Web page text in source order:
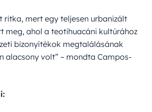
ritka, mert egy teljesen urbanizált
meg, ahol a teotihuacáni kultúrához
bizonyítékok megtalálásának
alacsony volt” – mondta Campos-